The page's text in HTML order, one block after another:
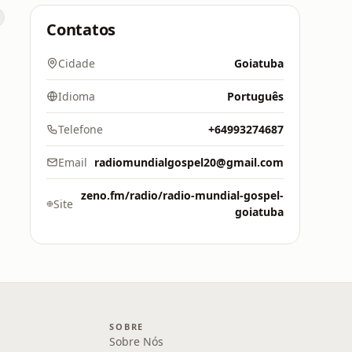
Contatos
Cidade Goiatuba
Idioma Português
Telefone +64993274687
Email radiomundialgospel20@gmail.com
Site
zeno.fm/radio/radio-mundial-gospel-
goiatuba
SOBRE
Sobre Nós